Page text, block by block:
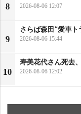
8 2026-08-06 12:07
9
さらば森田“愛車
2026-08-06 15:44
10
寿美花代さん死去
2026-08-06 12:02